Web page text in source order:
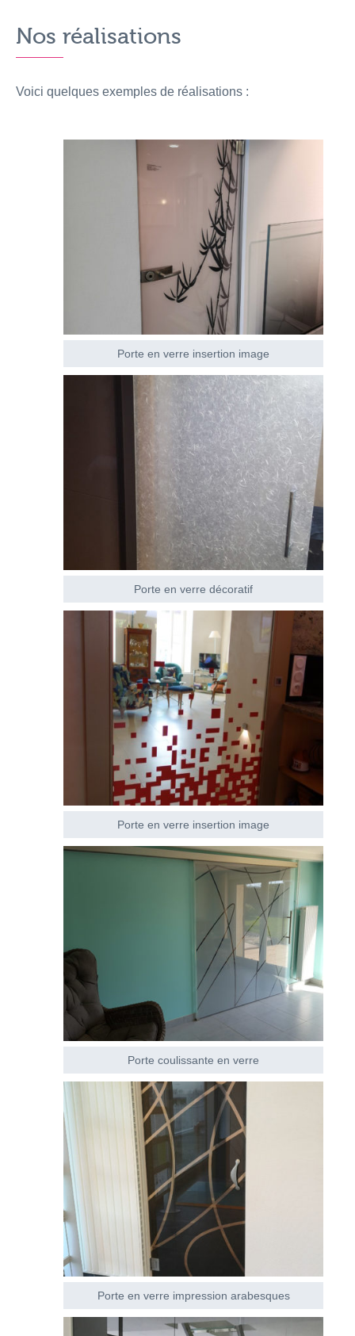
Nos réalisations
Voici quelques exemples de réalisations :
Porte en verre insertion image
Porte en verre décoratif
Porte en verre insertion image
Porte coulissante en verre
Porte en verre impression arabesques